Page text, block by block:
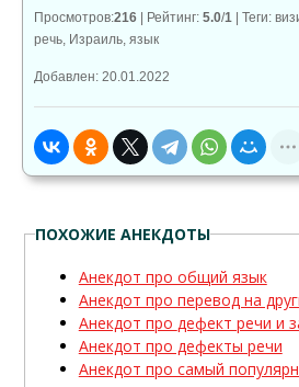
Просмотров:216 | Рейтинг: 5.0/1 | Теги:
речь Израиль язык
Добавлен: 20.01.2022
ПОХОЖИЕ АНЕКДОТЫ
Анекдот про общий язык
Анекдот про перевод на
Анекдот про дефект
Анекдот про дефекты речи
Анекдот про самый